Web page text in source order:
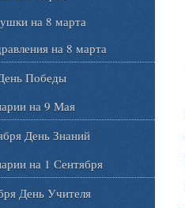
на 8 марта
на 8 марта
Победы
на 9 Мая
День Знаний
на 1 Сентября
День Учителя